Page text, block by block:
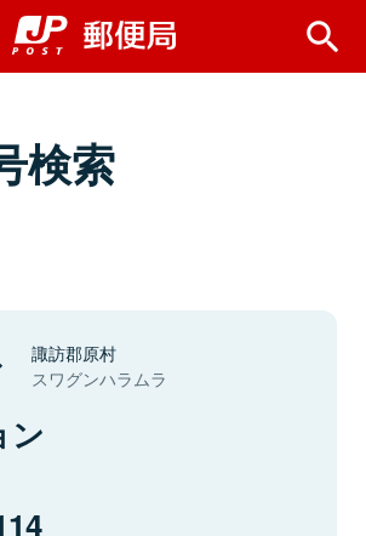
検索
諏訪郡原村
スワグンハラムラ
ン